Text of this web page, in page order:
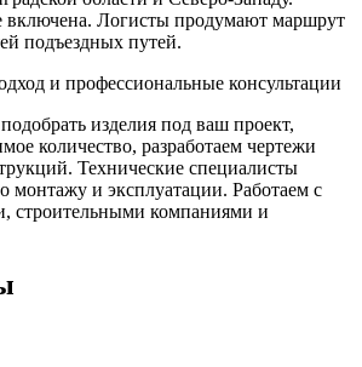
включена. Логисты продумают маршрут
подъездных путей.
и профессиональные консультации
изделия под ваш проект,
количество, разработаем чертежи
Технические специалисты
монтажу и эксплуатации. Работаем с
строительными компаниями и